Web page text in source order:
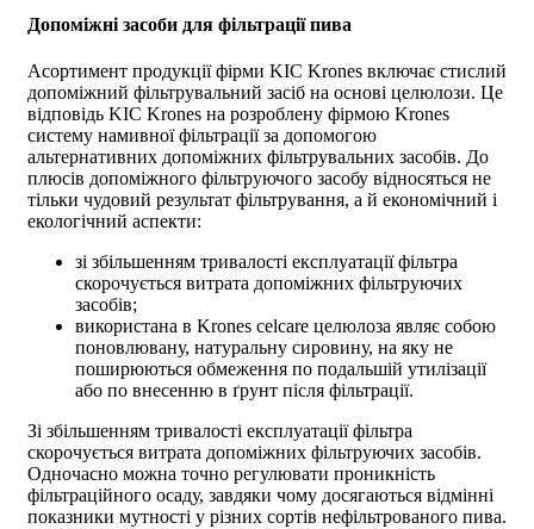
Допоміжні засоби для фільтрації пива
Асортимент продукції фірми KIC Krones включає стислий
допоміжний фільтрувальний засіб на основі целюлози. Це
відповідь KIC Krones на розроблену фірмою Krones
систему намивної фільтрації за допомогою
альтернативних допоміжних фільтрувальних засобів. До
плюсів допоміжного фільтруючого засобу відносяться не
тільки чудовий результат фільтрування, а й економічний і
екологічний аспекти:
зі збільшенням тривалості експлуатації фільтра
скорочується витрата допоміжних фільтруючих
засобів;
використана в Krones celcare целюлоза являє собою
поновлювану, натуральну сировину, на яку не
поширюються обмеження по подальшій утилізації
або по внесенню в ґрунт після фільтрації.
Зі збільшенням тривалості експлуатації фільтра
скорочується витрата допоміжних фільтруючих засобів.
Одночасно можна точно регулювати проникність
фільтраційного осаду, завдяки чому досягаються відмінні
показники мутності у різних сортів нефільтрованого пива.